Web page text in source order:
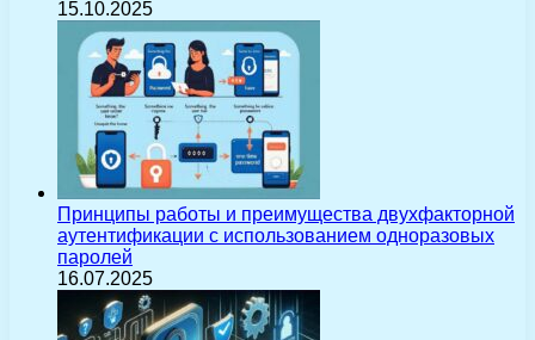
15.10.2025
Принципы работы и преимущества двухфакторной
аутентификации с использованием одноразовых
паролей
16.07.2025